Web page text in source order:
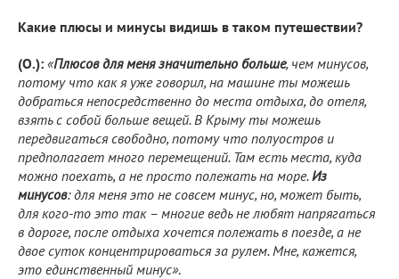
Какие плюсы и минусы видишь в таком путешествии?
(О.): «Плюсов для меня значительно больше, чем минусов,
потому что как я уже говорил, на машине ты можешь
добраться непосредственно до места отдыха, до отеля,
взять с собой больше вещей. В Крыму ты можешь
передвигаться свободно, потому что полуостров и
предполагает много перемещений. Там есть места, куда
можно поехать, а не просто полежать на море.Из
минусов: для меня это не совсем минус, но, может быть,
для кого-то это так – многие ведь не любят напрягаться
в дороге, после отдыха хочется полежать в поезде, а не
двое суток концентрироваться за рулем. Мне, кажется,
это единственный минус».